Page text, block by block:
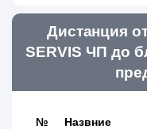
Дистанция
SERVIS ЧП до
№ Назвние